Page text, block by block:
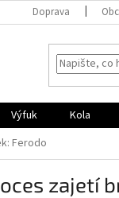
Doprava
Výfuk Kola
Ferodo
zajetí